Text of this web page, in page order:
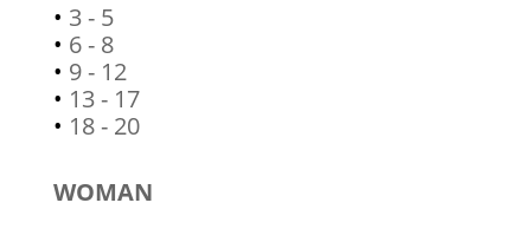
• 3 - 5
• 6 - 8
• 9 - 12
• 13 - 17
• 18 - 20
WOMAN